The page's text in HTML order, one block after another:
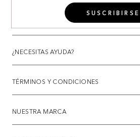
SUSCRIBIRSE
¿NECESITAS AYUDA?
TÉRMINOS Y CONDICIONES
NUESTRA MARCA